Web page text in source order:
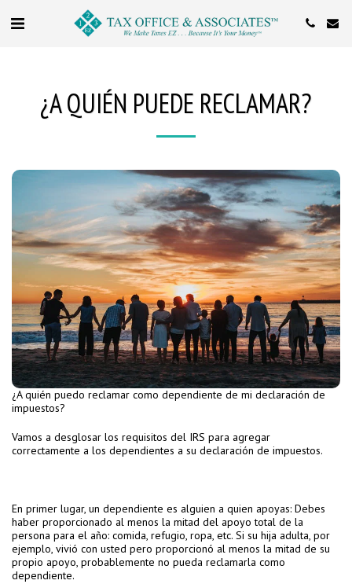
¿A QUIÉN PUEDE RECLAMAR?
¿A quién puedo reclamar como dependiente de mi declaración de
impuestos?
Vamos a desglosar los requisitos del IRS para agregar
correctamente a los dependientes a su declaración de impuestos.
En primer lugar, un dependiente es alguien a quien apoyas: Debes
haber proporcionado al menos la mitad del apoyo total de la
persona para el año: comida, refugio, ropa, etc. Si su hija adulta, por
ejemplo, vivió con usted pero proporcionó al menos la mitad de su
propio apoyo, probablemente no pueda reclamarla como
dependiente.